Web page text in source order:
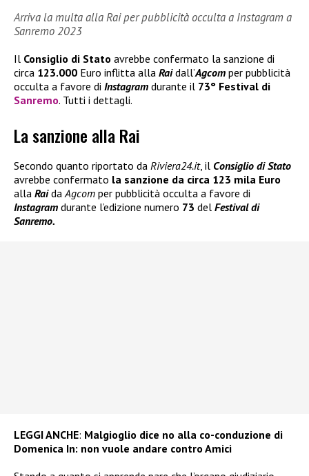
Arriva la multa alla Rai per pubblicità occulta a Instagram a
Sanremo 2023
Il Consiglio di Stato avrebbe confermato la sanzione di
circa 123.000 Euro inflitta alla Raidall’Agcom per pubblicità
occulta a favore di Instagram durante il 73° Festival di
Sanremo. Tutti i dettagli.
La sanzione alla Rai
Secondo quanto riportato da Riviera24.it, il Consiglio di Stato
avrebbe confermato la sanzione da circa 123 mila Euro
alla Raida Agcom per pubblicità occulta a favore di
Instagram durante l’edizione numero 73 del Festival di
Sanremo.
LEGGI ANCHE: Malgioglio dice no alla co-conduzione di
Domenica In: non vuole andare contro Amici